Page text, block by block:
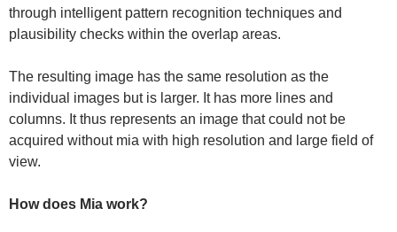
through intelligent pattern recognition techniques and
plausibility checks within the overlap areas.
The resulting image has the same resolution as the
individual images but is larger. It has more lines and
columns. It thus represents an image that could not be
acquired without mia with high resolution and large field of
view.
How does Mia work?